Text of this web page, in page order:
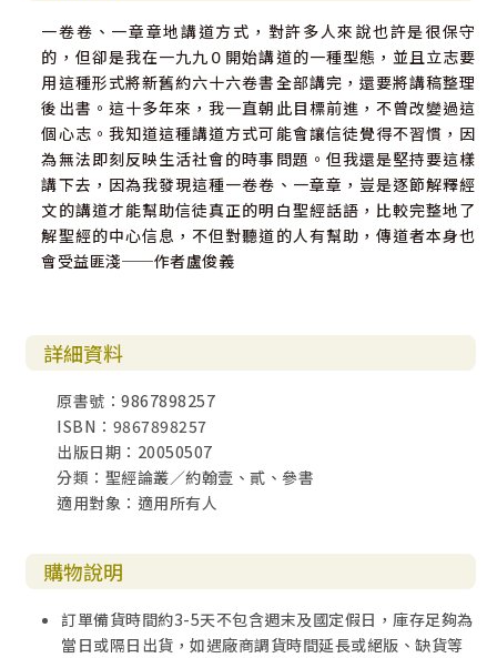
一卷卷、一章章地講道方式，對許多人來說也許是很保守
的，但卻是我在一九九０開始講道的一種型態，並且立志要
用這種形式將新舊約六十六卷書全部講完，還要將講稿整理
後出書。這十多年來，我一直朝此目標前進，不曾改變過這
個心志。我知道這種講道方式可能會讓信徒覺得不習慣，因
為無法即刻反映生活社會的時事問題。但我還是堅持要這樣
講下去，因為我發現這種一卷卷、一章章，豈是逐節解釋經
文的講道才能幫助信徒真正的明白聖經話語，比較完整地了
解聖經的中心信息，不但對聽道的人有幫助，傳道者本身也
會受益匪淺──作者盧俊義
詳細資料
原書號：9867898257
ISBN：9867898257
出版日期：20050507
分類：聖經論叢／約翰壹、貳、參書
適用對象：適用所有人
購物說明
訂單備貨時間約3-5天不包含週末及國定假日，庫存足夠為
當日或隔日出貨，如遇廠商調貨時間延長或絕版、缺貨等